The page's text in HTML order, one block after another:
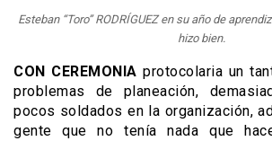
Esteban “Toro” RODRÍGUEZ en su año de
hizo bien.
CON CEREMONIA protocolaria un
problemas de planeación,
pocos soldados en la organización,
gente que no tenía nada que